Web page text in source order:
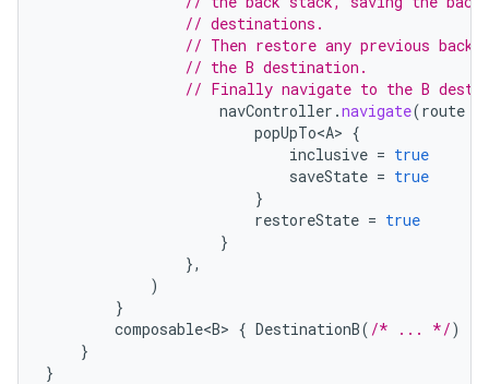
// destinations.
// Then restore any previous back
// the B destination.
// Finally navigate to the B
navController .navigate(route
popUpTo<A> {
inclusive = true
saveState = true
}
restoreState = true
}
},
)
}
composable<B> { DestinationB( /* ... */)
}
}